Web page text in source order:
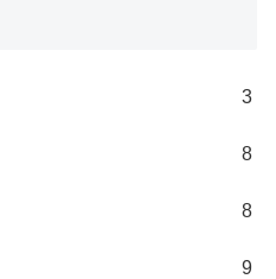
3
8
8
9